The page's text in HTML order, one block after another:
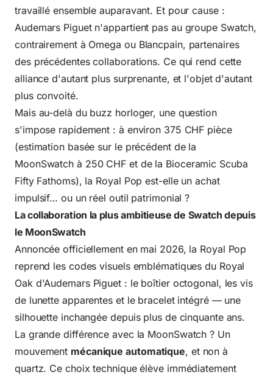
travaillé ensemble auparavant. Et pour cause :
Audemars Piguet n'appartient pas au groupe Swatch,
contrairement à Omega ou Blancpain, partenaires
des précédentes collaborations. Ce qui rend cette
alliance d'autant plus surprenante, et l'objet d'autant
plus convoité.
Mais au-delà du buzz horloger, une question
s'impose rapidement : à environ 375 CHF pièce
(estimation basée sur le précédent de la
MoonSwatch à 250 CHF et de la Bioceramic Scuba
Fifty Fathoms), la Royal Pop est-elle un achat
impulsif… ou un réel outil patrimonial ?
La collaboration la plus ambitieuse de Swatch depuis
le MoonSwatch
Annoncée officiellement en mai 2026, la Royal Pop
reprend les codes visuels emblématiques du Royal
Oak d'Audemars Piguet : le boîtier octogonal, les vis
de lunette apparentes et le bracelet intégré — une
silhouette inchangée depuis plus de cinquante ans.
La grande différence avec la MoonSwatch ? Un
mouvement mécanique automatique, et non à
quartz. Ce choix technique élève immédiatement